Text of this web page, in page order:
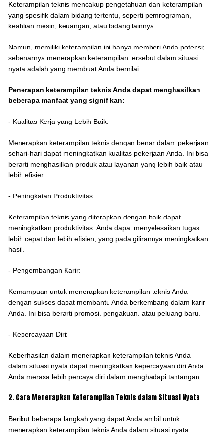
Keterampilan teknis mencakup pengetahuan dan keterampilan
yang spesifik dalam bidang tertentu, seperti pemrograman,
keahlian mesin, keuangan, atau bidang lainnya.
Namun, memiliki keterampilan ini hanya memberi Anda potensi;
sebenarnya menerapkan keterampilan tersebut dalam situasi
nyata adalah yang membuat Anda bernilai.
Penerapan keterampilan teknis Anda dapat menghasilkan
beberapa manfaat yang signifikan:
- Kualitas Kerja yang Lebih Baik:
Menerapkan keterampilan teknis dengan benar dalam pekerjaan
sehari-hari dapat meningkatkan kualitas pekerjaan Anda. Ini bisa
berarti menghasilkan produk atau layanan yang lebih baik atau
lebih efisien.
- Peningkatan Produktivitas:
Keterampilan teknis yang diterapkan dengan baik dapat
meningkatkan produktivitas. Anda dapat menyelesaikan tugas
lebih cepat dan lebih efisien, yang pada gilirannya meningkatkan
hasil.
- Pengembangan Karir:
Kemampuan untuk menerapkan keterampilan teknis Anda
dengan sukses dapat membantu Anda berkembang dalam karir
Anda. Ini bisa berarti promosi, pengakuan, atau peluang baru.
- Kepercayaan Diri:
Keberhasilan dalam menerapkan keterampilan teknis Anda
dalam situasi nyata dapat meningkatkan kepercayaan diri Anda.
Anda merasa lebih percaya diri dalam menghadapi tantangan.
2. Cara Menerapkan Keterampilan Teknis dalam Situasi Nyata
Berikut beberapa langkah yang dapat Anda ambil untuk
menerapkan keterampilan teknis Anda dalam situasi nyata: